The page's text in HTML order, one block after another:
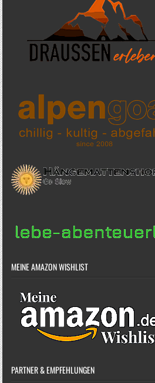
MEINE AMAZON WISHLIST
PARTNER & EMPFEHLUNGEN